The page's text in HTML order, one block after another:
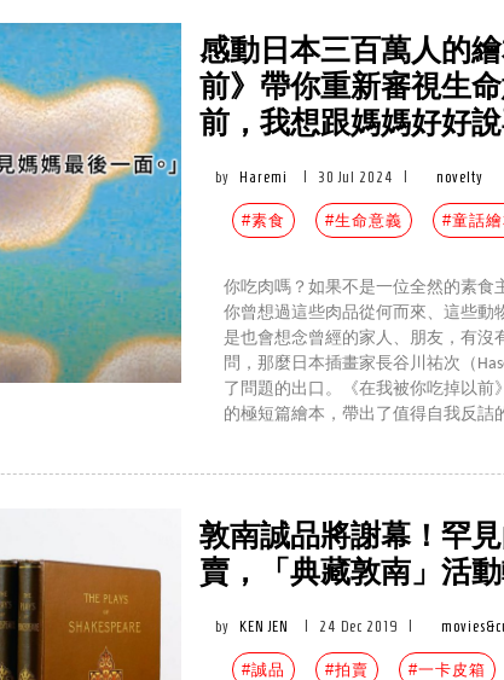
感動日本三百萬人的
前》帶你重新審視生
前，我想跟媽媽好好說
by Haremi 30 Jul 2024 novelty
#素食 #生命意義 #童話
你吃肉嗎？如果不是一位全然的素食
你曾想過這些肉品從何而來、這些動
是也會想念曾經的家人、朋友，有沒
問，那麼日本插畫家長谷川祐次（
了問題的出口。《在我被你吃掉以
的極短篇繪本，帶出了值得自我反詰
敦南誠品將謝幕！罕
賣，「典藏敦南」活
by KEN JEN 24 Dec 2019
#誠品 #拍賣 #一卡皮箱